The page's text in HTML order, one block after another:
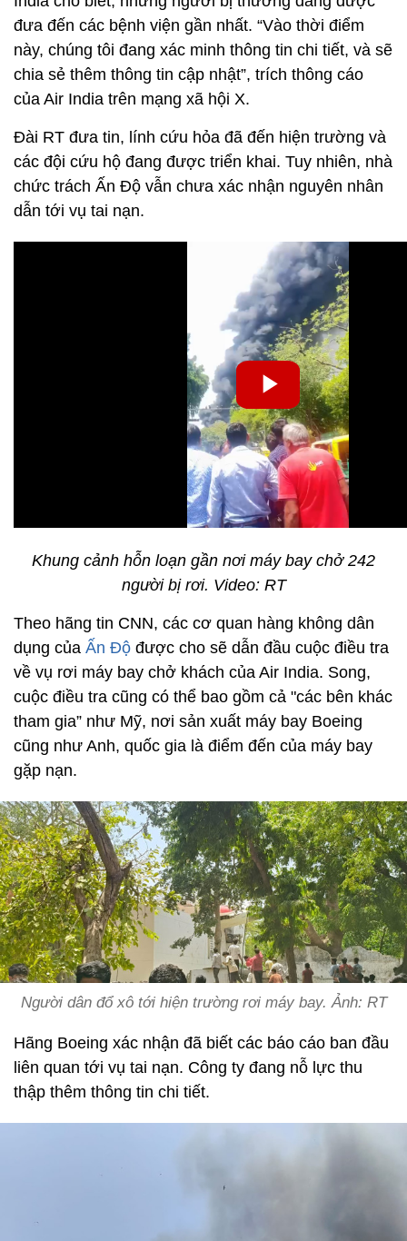
đưa đến các bệnh viện gần nhất. “Vào thời điểm
này, chúng tôi đang xác minh thông tin chi tiết, và sẽ
chia sẻ thêm thông tin cập nhật”, trích thông cáo
của Air India trên mạng xã hội X.
Đài RT đưa tin, lính cứu hỏa đã đến hiện trường và
các đội cứu hộ đang được triển khai. Tuy nhiên, nhà
chức trách Ấn Độ vẫn chưa xác nhận nguyên nhân
dẫn tới vụ tai nạn.
Khung cảnh hỗn loạn gần nơi máy bay chở 242
người bị rơi. Video: RT
Theo hãng tin CNN, các cơ quan hàng không dân
dụng của Ấn Độ được cho sẽ dẫn đầu cuộc điều tra
về vụ rơi máy bay chở khách của Air India. Song,
cuộc điều tra cũng có thể bao gồm cả "các bên khác
tham gia” như Mỹ, nơi sản xuất máy bay Boeing
cũng như Anh, quốc gia là điểm đến của máy bay
gặp nạn.
Người dân đổ xô tới hiện trường rơi máy bay. Ảnh: RT
Hãng Boeing xác nhận đã biết các báo cáo ban đầu
liên quan tới vụ tai nạn. Công ty đang nỗ lực thu
thập thêm thông tin chi tiết.